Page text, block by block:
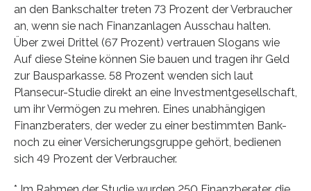
an den Bankschalter treten 73 Prozent der Verbraucher
an, wenn sie nach Finanzanlagen Ausschau halten.
Über zwei Drittel (67 Prozent) vertrauen Slogans wie
Auf diese Steine können Sie bauen und tragen ihr Geld
zur Bausparkasse. 58 Prozent wenden sich laut
Plansecur-Studie direkt an eine Investmentgesellschaft,
um ihr Vermögen zu mehren. Eines unabhängigen
Finanzberaters, der weder zu einer bestimmten Bank-
noch zu einer Versicherungsgruppe gehört, bedienen
sich 49 Prozent der Verbraucher.